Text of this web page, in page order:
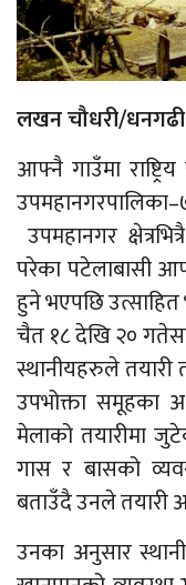
लखन चौधरी/
आफ्नै गाउँमा
उपमहानगर
परेका पटेलाबासी
हुने भएपछि
चैत १८ देखि २०
स्थानीयहरुले तयारी
उपभोक्ता समूहका
मेलाको तयारीमा
गास र बासको
बताउँदै उनले तयारी
उनका अनुसार